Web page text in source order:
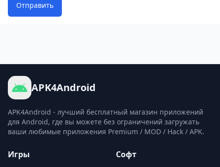
Отправить
APK4Android
APK4Android - лучший бесплатный магазин приложений
для Android, где вы можете без ограничений загружать
ваши любимые приложения Premium / MOD / Hack / APK.
Игры Софт